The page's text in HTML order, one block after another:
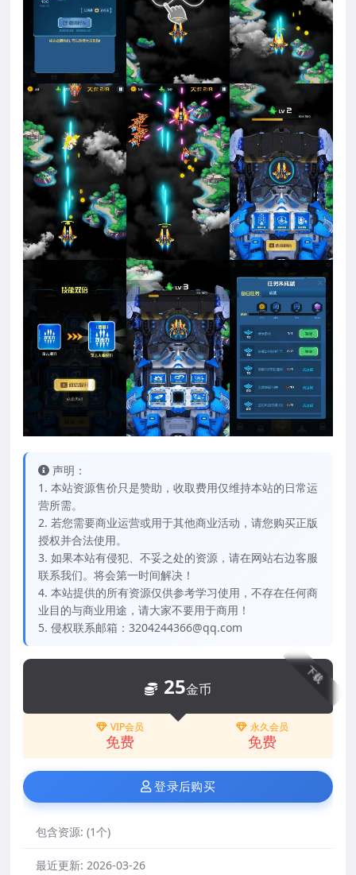
声明：
1. 本站资源售价只是赞助，收取费用仅维持本站的日常运
营所需。
2. 若您需要商业运营或用于其他商业活动，请您购买正版
授权并合法使用。
3. 如果本站有侵犯、不妥之处的资源，请在网站右边客服
联系我们。将会第一时间解决！
4. 本站提供的所有资源仅供参考学习使用，不存在任何商
业目的与商业用途，请大家不要用于商用！
5. 侵权联系邮箱：3204244366@qq.com
下载
25金币
VIP会员
免费
永久会员
免费
登录后购买
包含资源: (1个)
最近更新: 2026-03-26